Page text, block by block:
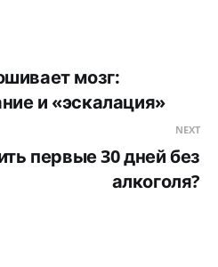
мозг:
и «эскалация»
NEXT
первые 30 дней без
алкоголя?